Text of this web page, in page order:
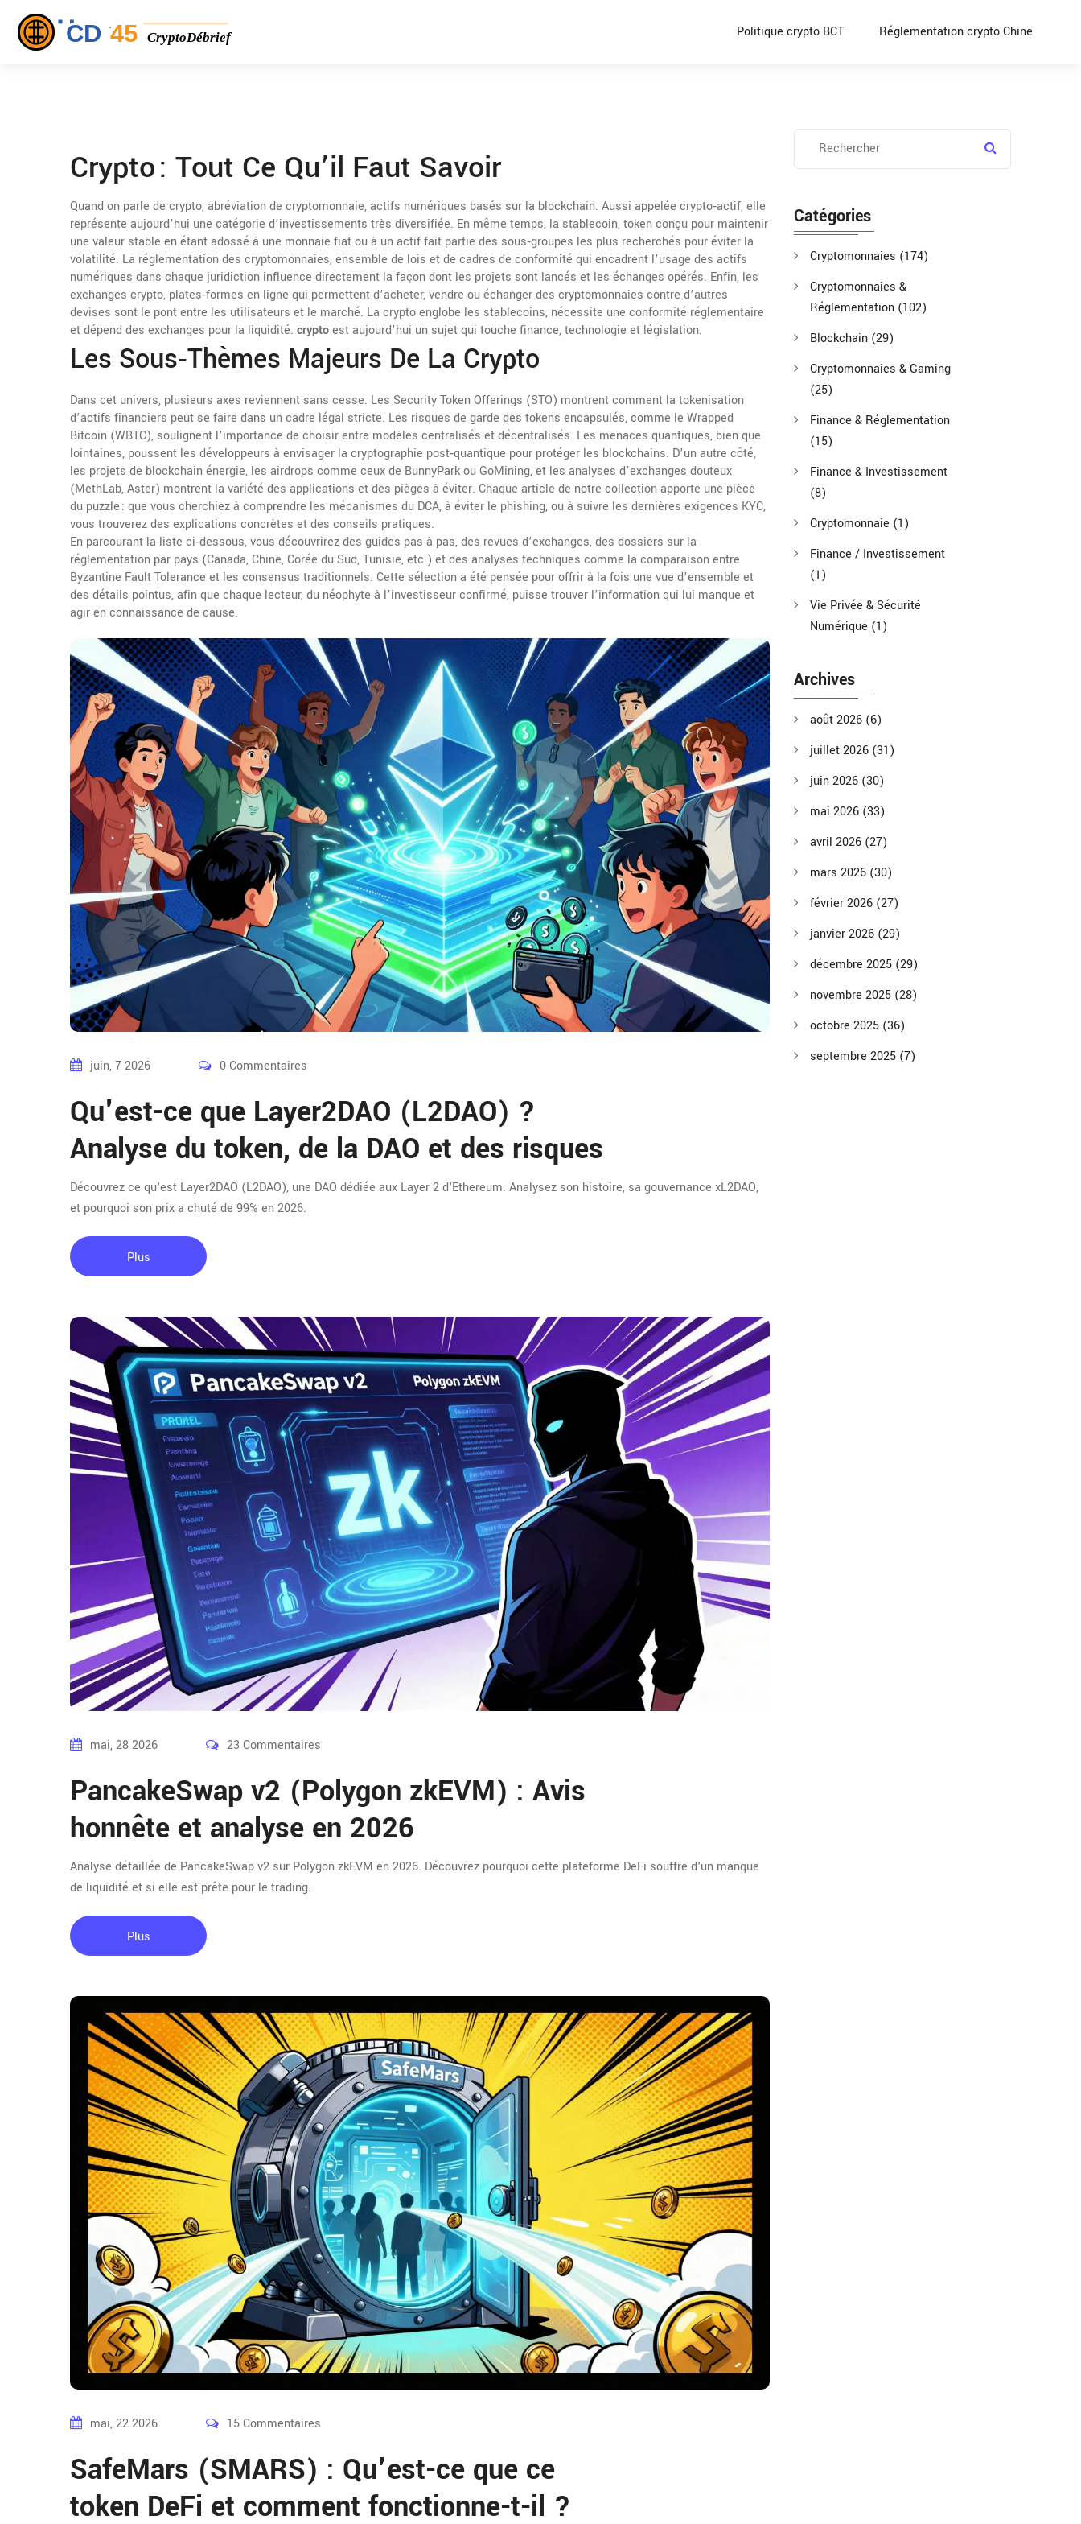
Politique crypto BCT Réglementation crypto Chine
Crypto : Tout Ce Qu’il Faut Savoir
Quand on parle de crypto,abréviation de cryptomonnaie, actifs numériques basés sur la blockchain. Aussi appelée crypto‑actif, elle
représente aujourd’hui une catégorie d’investissements très diversifiée. En même temps, la stablecoin,token conçu pour maintenir
une valeur stable en étant adossé à une monnaie fiat ou à un actiffait partie des sous‑groupes les plus recherchés pour éviter la
volatilité. La réglementation des cryptomonnaies,ensemble de lois et de cadres de conformité qui encadrent l’usage des actifs
numériques dans chaque juridiction influence directement la façon dont les projets sont lancés et les échanges opérés. Enfin, les
exchanges crypto, plates‑formes en ligne qui permettent d’acheter, vendre ou échanger des cryptomonnaies contre d’autres
devises sont le pont entre les utilisateurs et le marché. La crypto englobe les stablecoins, nécessite une conformité réglementaire
et dépend des exchanges pour la liquidité. cryptoest aujourd’hui un sujet qui touche finance, technologie et législation.
Les Sous‑thèmes Majeurs De La Crypto
Dans cet univers, plusieurs axes reviennent sans cesse. Les Security Token Offerings (STO) montrent comment la tokenisation
d’actifs financiers peut se faire dans un cadre légal stricte. Les risques de garde des tokens encapsulés, comme le Wrapped
Bitcoin (WBTC), soulignent l’importance de choisir entre modèles centralisés et décentralisés. Les menaces quantiques, bien que
lointaines, poussent les développeurs à envisager la cryptographie post‑quantique pour protéger les blockchains. D’un autre côté,
les projets de blockchain énergie, les airdrops comme ceux de BunnyPark ou GoMining, et les analyses d’exchanges douteux
(MethLab, Aster) montrent la variété des applications et des pièges à éviter. Chaque article de notre collection apporte une pièce
du puzzle : que vous cherchiez à comprendre les mécanismes du DCA, à éviter le phishing, ou à suivre les dernières exigences KYC,
vous trouverez des explications concrètes et des conseils pratiques.
En parcourant la liste ci‑dessous, vous découvrirez des guides pas à pas, des revues d’exchanges, des dossiers sur la
réglementation par pays (Canada, Chine, Corée du Sud, Tunisie, etc.) et des analyses techniques comme la comparaison entre
Byzantine Fault Tolerance et les consensus traditionnels. Cette sélection a été pensée pour offrir à la fois une vue d’ensemble et
des détails pointus, afin que chaque lecteur, du néophyte à l’investisseur confirmé, puisse trouver l’information qui lui manque et
agir en connaissance de cause.
juin, 7 2026 0 Commentaires
Qu'est-ce que Layer2DAO (L2DAO) ?
Analyse du token, de la DAO et des risques
Découvrez ce qu'est Layer2DAO (L2DAO), une DAO dédiée aux Layer 2 d'Ethereum. Analysez son histoire, sa gouvernance xL2DAO,
et pourquoi son prix a chuté de 99% en 2026.
Plus
mai, 28 2026 23 Commentaires
PancakeSwap v2 (Polygon zkEVM) : Avis
honnête et analyse en 2026
Analyse détaillée de PancakeSwap v2 sur Polygon zkEVM en 2026. Découvrez pourquoi cette plateforme DeFi souffre d'un manque
de liquidité et si elle est prête pour le trading.
Plus
mai, 22 2026 15 Commentaires
SafeMars (SMARS) : Qu'est-ce que ce
token DeFi et comment fonctionne-t-il ?
Catégories
Cryptomonnaies (174)
Cryptomonnaies &
Réglementation (102)
Blockchain (29)
Cryptomonnaies & Gaming
(25)
Finance & Réglementation
(15)
Finance & Investissement
(8)
Cryptomonnaie (1)
Finance / Investissement
(1)
Vie Privée & Sécurité
Numérique (1)
Archives
août 2026 (6)
juillet 2026 (31)
juin 2026 (30)
mai 2026 (33)
avril 2026 (27)
mars 2026 (30)
février 2026 (27)
janvier 2026 (29)
décembre 2025 (29)
novembre 2025 (28)
octobre 2025 (36)
septembre 2025 (7)